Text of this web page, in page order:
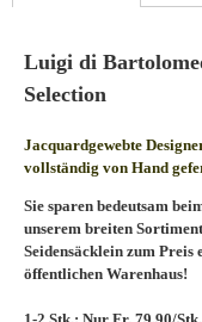
Luigi di
Selection
Jacquardgewebte
vollständig von Hand
Sie sparen bedeutsam
unserem breiten
Seidensäcklein zum
öffentlichen Warenhaus!